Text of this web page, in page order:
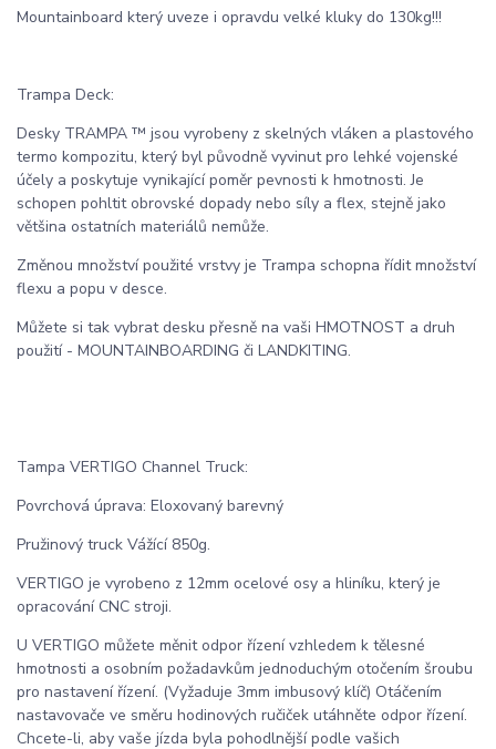
Mountainboard který uveze i opravdu velké kluky do 130kg!!!
Trampa Deck:
Desky TRAMPA ™ jsou vyrobeny z skelných vláken a plastového
termo kompozitu, který byl původně vyvinut pro lehké vojenské
účely a poskytuje vynikající poměr pevnosti k hmotnosti. Je
schopen pohltit obrovské dopady nebo síly a flex, stejně jako
většina ostatních materiálů nemůže.
Změnou množství použité vrstvy je Trampa schopna řídit množství
flexu a popu v desce.
Můžete si tak vybrat desku přesně na vaši HMOTNOST a druh
použití - MOUNTAINBOARDING či LANDKITING.
Tampa VERTIGO Channel Truck:
Povrchová úprava: Eloxovaný barevný
Pružinový truck Vážící 850g.
VERTIGO je vyrobeno z 12mm ocelové osy a hliníku, který je
opracování CNC stroji.
U VERTIGO můžete měnit odpor řízení vzhledem k tělesné
hmotnosti a osobním požadavkům jednoduchým otočením šroubu
pro nastavení řízení. (Vyžaduje 3mm imbusový klíč) Otáčením
nastavovače ve směru hodinových ručiček utáhněte odpor řízení.
Chcete-li, aby vaše jízda byla pohodlnější podle vašich